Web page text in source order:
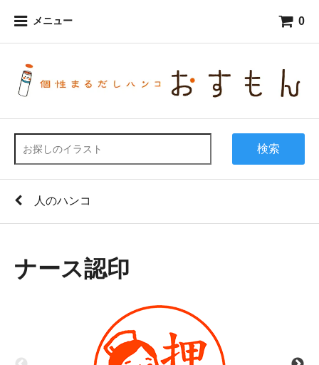
メニュー 0
検索
人のハンコ
ナース認印